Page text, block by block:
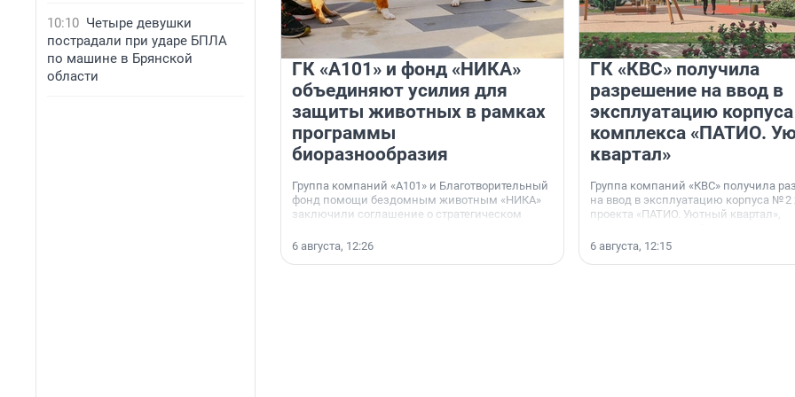
10:10 Четыре девушки
пострадали при ударе БПЛА
по машине в Брянской
области
ГК «А101» и фонд «НИКА»
объединяют усилия для
защиты животных в рамках
программы
биоразнообразия
Группа компаний «А101» и Благотворительный
фонд помощи бездомным животным «НИКА»
заключили соглашение о стратегическом
6 августа, 12:26
ГК «КВС» получила
разрешение на ввод в
эксплуатацию
комплекса «ПАТИО.
квартал»
Группа компаний «КВС» получила
на ввод в эксплуатацию корпуса № 2
проекта «ПАТИО. Уютный квартал»,
Ленинградской области.
6 августа, 12:15